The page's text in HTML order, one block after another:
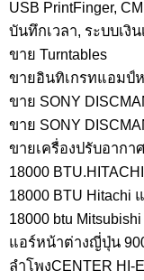
USB PrintFinger,
บันทึกเวลา, ระบบเงิ
ขาย Turntables
ขายอินทิเกรทแอมป์
ขาย SONY
ขาย SONY
ขายเครื่องปรับอากา
18000
18000 BTU Hitachi
18000 btu
แอร์หน้าต่างญี่ปุ่น
ลำโพงCENTER HI-